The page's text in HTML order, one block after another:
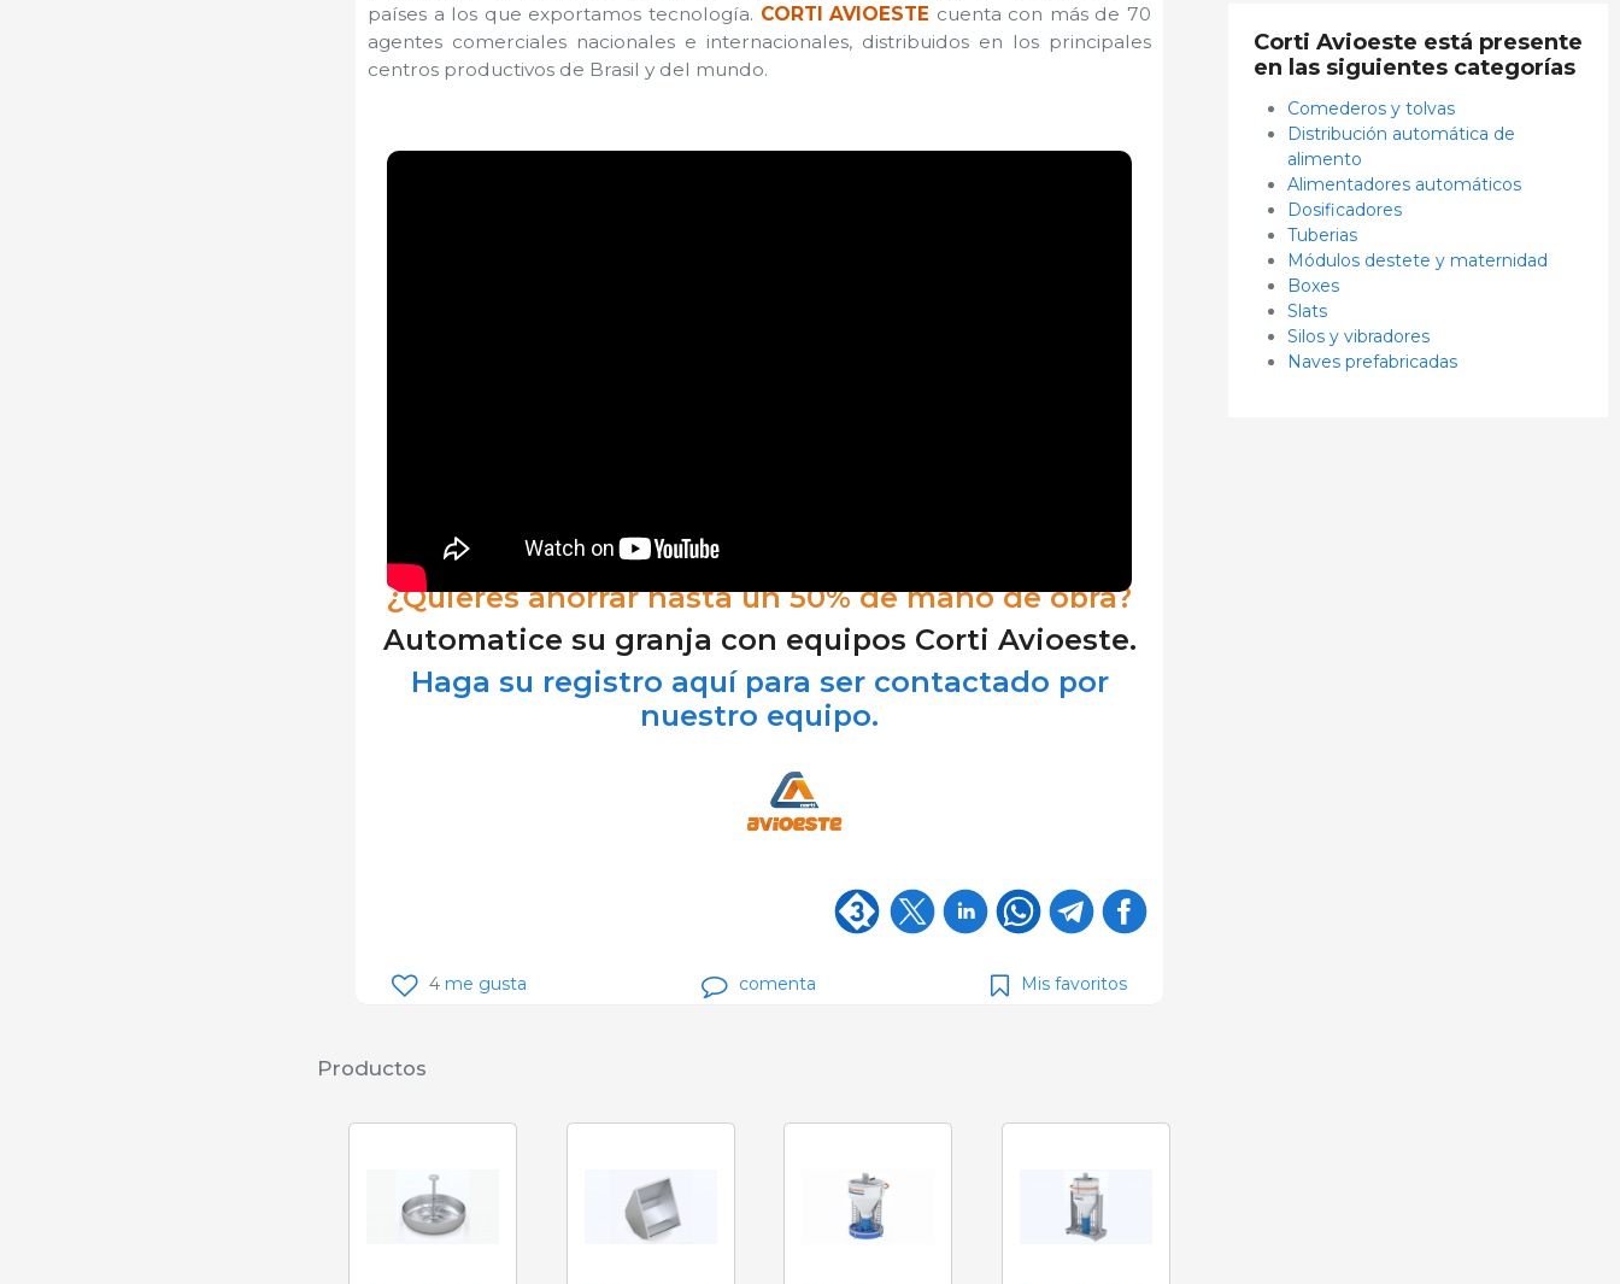
países a los que exportamos tecnología. CORTI AVIOESTE cuenta con más de 70
agentes comerciales nacionales e internacionales, distribuidos en los principales
centros productivos de Brasil y del mundo.
¿Quieres ahorrar hasta un 50% de mano de obra?
Automatice su granja con equipos Corti Avioeste.
Haga su registro aquí para ser contactado por
nuestro equipo.
4 me gusta comenta Mis favoritos
Productos
Corti Avioeste está presente
en las siguientes categorías
Comederos y tolvas
Distribución automática de
alimento
Alimentadores automáticos
Dosificadores
Tuberias
Módulos destete y maternidad
Boxes
Slats
Silos y vibradores
Naves prefabricadas